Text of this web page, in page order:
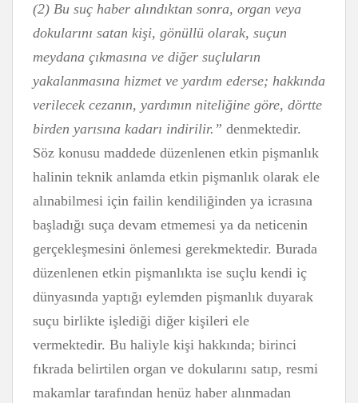
(2) Bu suç haber alındıktan sonra, organ veya
dokularını satan kişi, gönüllü olarak, suçun
meydana çıkmasına ve diğer suçluların
yakalanmasına hizmet ve yardım ederse; hakkında
verilecek cezanın, yardımın niteliğine göre, dörtte
birden yarısına kadarı indirilir.” denmektedir.
Söz konusu maddede düzenlenen etkin pişmanlık
halinin teknik anlamda etkin pişmanlık olarak ele
alınabilmesi için failin kendiliğinden ya icrasına
başladığı suça devam etmemesi ya da neticenin
gerçekleşmesini önlemesi gerekmektedir. Burada
düzenlenen etkin pişmanlıkta ise suçlu kendi iç
dünyasında yaptığı eylemden pişmanlık duyarak
suçu birlikte işlediği diğer kişileri ele
vermektedir. Bu haliyle kişi hakkında; birinci
fıkrada belirtilen organ ve dokularını satıp, resmi
makamlar tarafından henüz haber alınmadan